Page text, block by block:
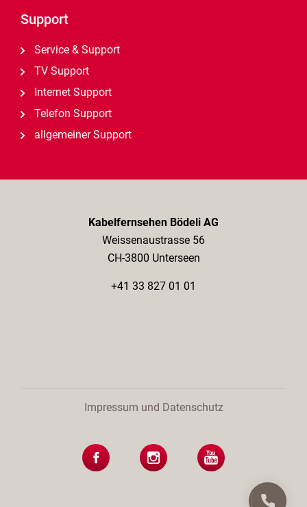
Support
Service & Support
TV Support
Internet Support
Telefon Support
allgemeiner Support
Kabelfernsehen Bödeli AG
Weissenaustrasse 56
CH-3800 Unterseen
+41 33 827 01 01
Impressum und Datenschutz